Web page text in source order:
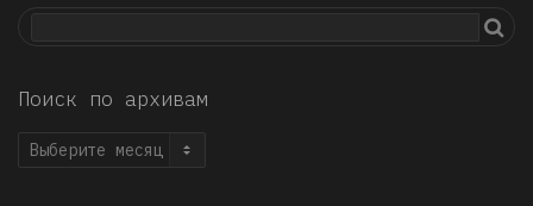
Поиск по архивам
Поиск